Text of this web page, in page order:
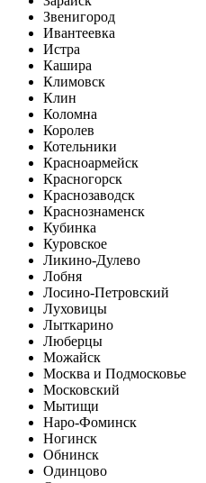
Звенигород
Ивантеевка
Истра
Кашира
Климовск
Клин
Коломна
Королев
Котельники
Красноармейск
Красногорск
Краснозаводск
Краснознаменск
Кубинка
Куровское
Ликино-Дулево
Лобня
Лосино-Петровский
Луховицы
Лыткарино
Люберцы
Можайск
Москва и Подмосковье
Московский
Мытищи
Наро-Фоминск
Ногинск
Обнинск
Одинцово